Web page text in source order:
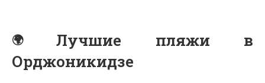
Лучшие пляжи в
Орджоникидзе